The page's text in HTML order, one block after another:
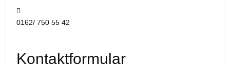
0162/ 750 55 42
Kontaktformular